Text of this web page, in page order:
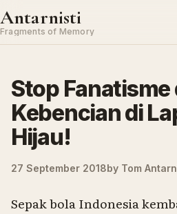
Skip to content
Antarnisti
Fragments of Memory
Stop Fanatisme
Kebencian di
Hijau!
27 September 2018by Tom
Sepak bola Indonesia